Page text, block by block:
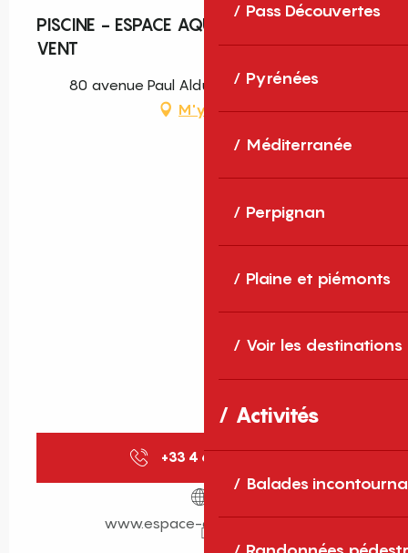
Pass Découvertes
Pyrénées
Méditerranée
Perpignan
Plaine et piémonts
Voir les destinations
Activités
Balades
PISCINE - ESPACE AQUATIQUE MOULIN A
VENT
80 avenue Paul Alduy, 66000 Perpignan
M'y rendre
+33 4 68 68 46
www.espace-aquatique.com